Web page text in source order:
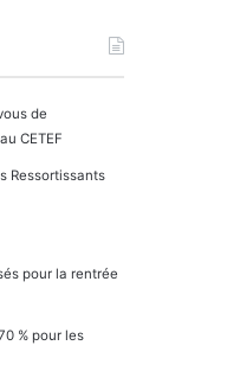
de
CETEF
Ressortissants
pour la rentrée
% pour les